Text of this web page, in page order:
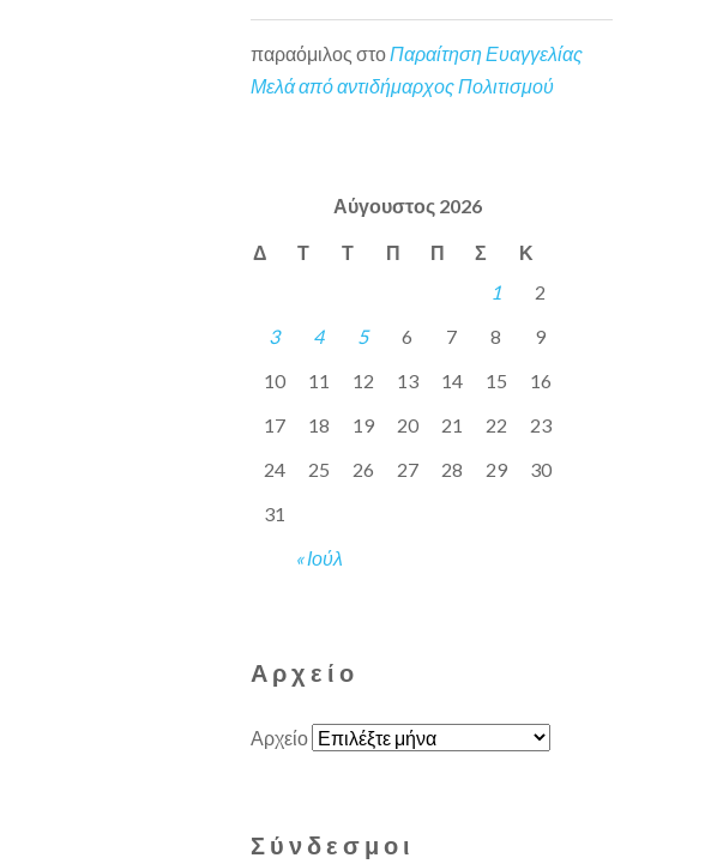
παραόμιλος στο Παραίτηση Ευαγγελίας
Μελά από αντιδήμαρχος Πολιτισμού
Αύγουστος 2026
Δ Τ Τ Π Π Σ Κ
« Ιούλ
1
2
3
4 5 6 7 8
9
10
11 12 13 14 15
16
17
18 19 20 21 22
23
24
25 26 27 28 29
30
31
Αρχείο
Αρχείο
Σύνδεσμοι